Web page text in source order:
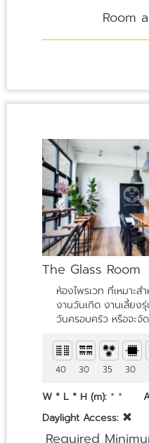
Room
The Glass Room
ห้องไพรเวท ที่เหมาะ
งานวันเกิด งานเลี้ย
วันครอบครัว หรือจะจั
40 30 35 30
W * L * H (m): * *
Daylight Access:
Required